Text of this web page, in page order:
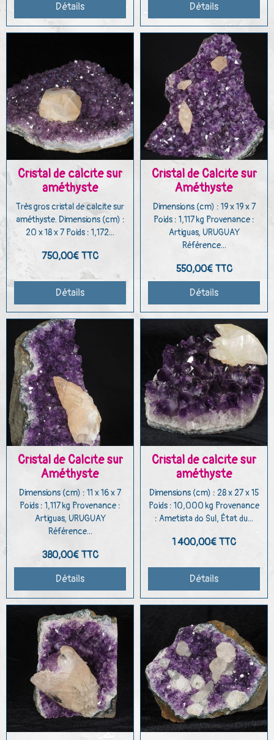
Détails
Détails
Cristal de calcite sur
améthyste
Très gros cristal de calcite sur
améthyste. Dimensions (cm) :
20 x 18 x 7 Poids : 1,172...
750,00€ TTC
Détails
Cristal de Calcite sur
Améthyste
Dimensions (cm) : 19 x 19 x 7
Poids : 1,117 kg Provenance :
Artiguas, URUGUAY
Référence...
550,00€ TTC
Détails
Cristal de Calcite sur
Améthyste
Dimensions (cm) : 11 x 16 x 7
Poids : 1,117 kg Provenance :
Artiguas, URUGUAY
Référence...
380,00€ TTC
Détails
Cristal de calcite sur
améthyste
Dimensions (cm) : 28 x 27 x 15
Poids : 10,000 kg Provenance
: Ametista do Sul, État du...
1 400,00€ TTC
Détails